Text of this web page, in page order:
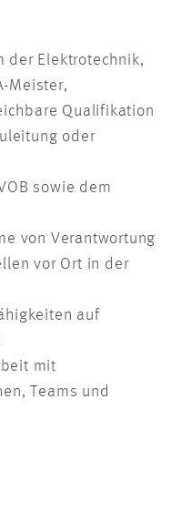
der Elektrotechnik,
Meister,
Qualifikation
oder
sowie dem
von Verantwortung
vor Ort in der
auf
mit
Teams und